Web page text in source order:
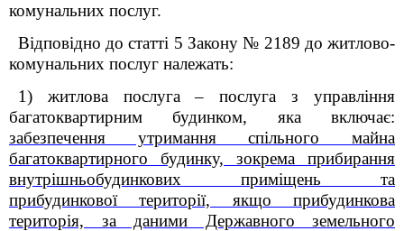
комунальних послуг.
Відповідно до статті 5 Закону № 2189 до житлово-
комунальних послуг належать:
1) житлова послуга – послуга з управління
багатоквартирним будинком, яка включає:
забезпечення утримання спільного майна
багатоквартирного будинку, зокрема прибирання
внутрішньобудинкових приміщень та
прибудинкової території, якщо прибудинкова
територія, за даними Державного земельного